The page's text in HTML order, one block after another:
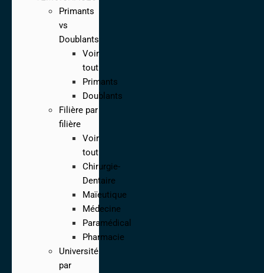
Primants
vs
Doublants
Voir
tout
Primants
Doublants
Filière par
filière
Voir
tout
Chirurgie-
Dentaire
Maïeutique
Médecine
Paramédical
Pharmacie
Université
par